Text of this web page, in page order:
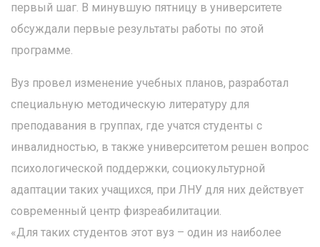
первый шаг. В минувшую пятницу в университете
обсуждали первые результаты работы по этой
программе.
Вуз провел изменение учебных планов, разработал
специальную методическую литературу для
преподавания в группах, где учатся студенты с
инвалидностью, в также университетом решен вопрос
психологической поддержки, социокультурной
адаптации таких учащихся, при ЛНУ для них действует
современный центр физреабилитации.
«Для таких студентов этот вуз – один из наиболее